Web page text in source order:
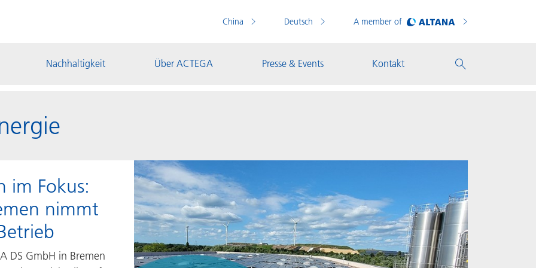
China Deutsch A member of
Nachhaltigkeit Über ACTEGA Presse & Events Kontakt
im Fokus:
nimmt
DS GmbH in Bremen